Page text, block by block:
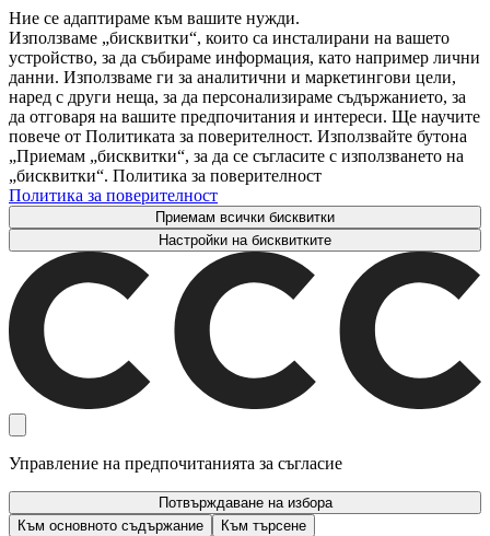
Ние се адаптираме към вашите нужди.
Използваме „бисквитки“, които са инсталирани на вашето
устройство, за да събираме информация, като например лични
данни. Използваме ги за аналитични и маркетингови цели,
наред с други неща, за да персонализираме съдържанието, за
да отговаря на вашите предпочитания и интереси. Ще научите
повече от Политиката за поверителност. Използвайте бутона
„Приемам „бисквитки“, за да се съгласите с използването на
„бисквитки“. Политика за поверителност
Политика за поверителност
Приемам всички бисквитки
Настройки на бисквитките
Управление на предпочитанията за съгласие
Потвърждаване на избора
Към основното съдържание
Към търсене